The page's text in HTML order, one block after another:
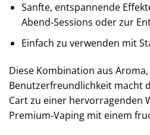
Sanfte, entspannende
Abend‑Sessions oder zur
Einfach zu verwenden mit
Diese Kombination aus
Benutzerfreundlichkeit macht
Cart zu einer hervorragenden
Premium‑Vaping mit einem